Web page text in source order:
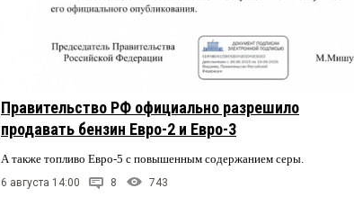
Правительство РФ официально разрешило
продавать бензин Евро-2 и Евро-3
А также топливо Евро-5 с повышенным содержанием серы.
6 августа 14:00 8 743